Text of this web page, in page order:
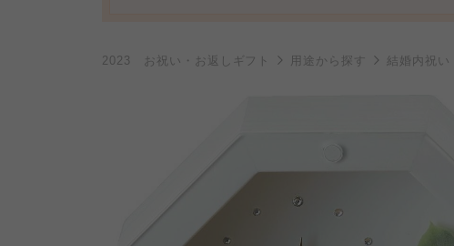
2023 お祝い・お返しギフト 用途から探す 結婚内祝い